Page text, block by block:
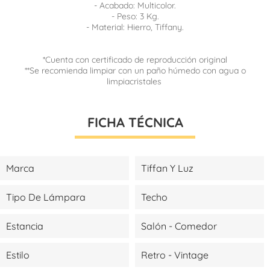
- Acabado: Multicolor.
- Peso: 3 Kg.
- Material: Hierro, Tiffany.
*Cuenta con certificado de reproducción original
**Se recomienda limpiar con un paño húmedo con agua o
limpiacristales
FICHA TÉCNICA
Marca Tiffan Y Luz
Tipo De Lámpara Techo
Estancia Salón - Comedor
Estilo Retro - Vintage